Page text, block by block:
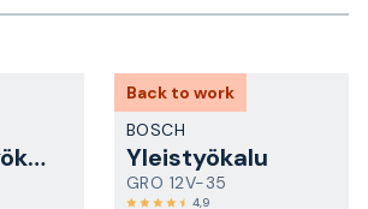
Monitoimityökalu
Back to work
BOSCH
Yleistyökalu
GRO 12V-35
4,9